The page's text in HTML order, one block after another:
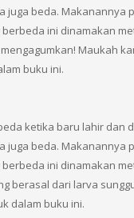
juga beda. Makanannya
ini dinamakan
Maukah
buku ini.
ketika baru lahir dan
juga beda. Makanannya
ini dinamakan
berasal dari larva
dalam buku ini.